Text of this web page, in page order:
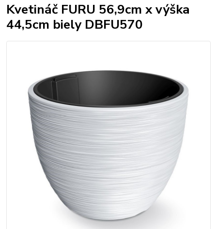
Kvetináč FURU 56,9cm x výška
44,5cm biely DBFU570